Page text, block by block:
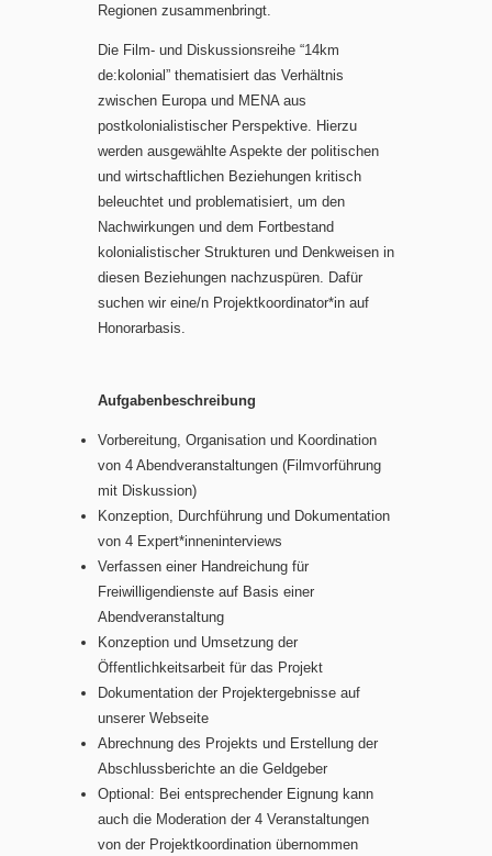
Regionen zusammenbringt.
Die Film- und Diskussionsreihe “14km
de:kolonial” thematisiert das Verhältnis
zwischen Europa und MENA aus
postkolonialistischer Perspektive. Hierzu
werden ausgewählte Aspekte der politischen
und wirtschaftlichen Beziehungen kritisch
beleuchtet und problematisiert, um den
Nachwirkungen und dem Fortbestand
kolonialistischer Strukturen und Denkweisen in
diesen Beziehungen nachzuspüren. Dafür
suchen wir eine/n Projektkoordinator*in auf
Honorarbasis.
Aufgabenbeschreibung
Vorbereitung, Organisation und Koordination
von 4 Abendveranstaltungen (Filmvorführung
mit Diskussion)
Konzeption, Durchführung und Dokumentation
von 4 Expert*inneninterviews
Verfassen einer Handreichung für
Freiwilligendienste auf Basis einer
Abendveranstaltung
Konzeption und Umsetzung der
Öffentlichkeitsarbeit für das Projekt
Dokumentation der Projektergebnisse auf
unserer Webseite
Abrechnung des Projekts und Erstellung der
Abschlussberichte an die Geldgeber
Optional: Bei entsprechender Eignung kann
auch die Moderation der 4 Veranstaltungen
von der Projektkoordination übernommen